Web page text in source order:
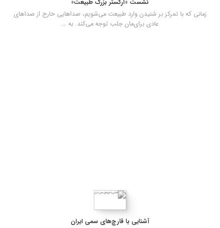
نشست «ارکستر بزرگ طبیعت»
زمانی که با تمرکز بر شنیدن وارد طبیعت می‌شویم، صداهایی خارج از صداهای
عادی برای‌مان جلب توجه می‌کند. به …
آشنایی با قارچ‌های سمی ایران